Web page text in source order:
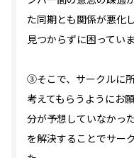
た同期とも関係が悪化
見つからずに困っていま
③そこで、サークルに
考えてもらうようにお
分が予想していなかっ
を解決することでサー